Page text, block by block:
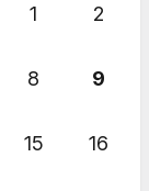
1 2
8 9
15 16